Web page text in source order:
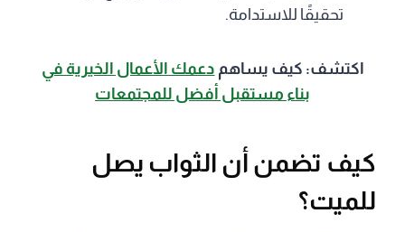
تحقيقًا للاستدامة.
اكتشف: كيف يساهم دعمك الأعمال الخيرية في
بناء مستقبل أفضل للمجتمعات
كيف تضمن أن الثواب يصل
للميت؟